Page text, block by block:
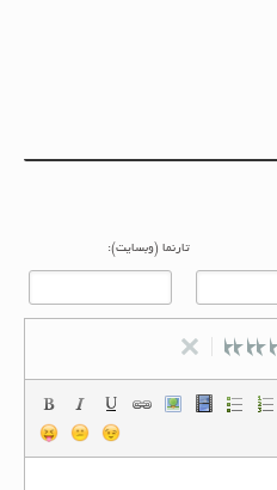
تارنما (وبسایت):